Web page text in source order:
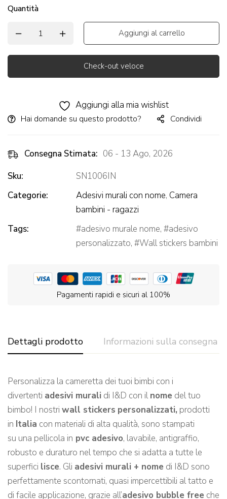
Quantità
Aggiungi al carrello
Check-out veloce
Aggiungi alla mia wishlist
Hai domande su questo prodotto? Condividi
Consegna Stimata: 06 - 13 Ago, 2026
Sku:
SN1006IN
Categorie:
Adesivi murali con nome, Camera
bambini - ragazzi
Tags:
adesivo murale nome,
adesivo
personalizzato, Wall stickers bambini
Pagamenti rapidi e sicuri al 100%
Dettagli prodotto Informazioni sulla consegna
Personalizza la cameretta dei tuoi bimbi con i
divertenti adesivi murali di I&D con ilnome del tuo
bimbo! I nostri wall stickers personalizzati, prodotti
in Italia con materiali di alta qualità, sono stampati
su una pellicola in pvc adesivo, lavabile, antigraffio,
robusto e duraturo nel tempo che si adatta a tutte le
superfici lisce. Gli adesivi murali + nome di I&D sono
perfettamente scontornati, quasi impercettibili al tatto e
di facile applicazione, grazie all’adesivo bubble free che